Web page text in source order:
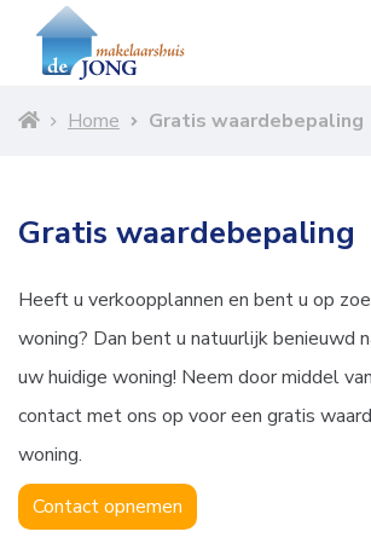
Home
Gratis waardebepaling
Gratis waardebepaling
Heeft u verkoopplannen en bent u op
woning? Dan bent u natuurlijk benieuwd
uw huidige woning! Neem door middel
contact met ons op voor een gratis
woning.
Contact opnemen